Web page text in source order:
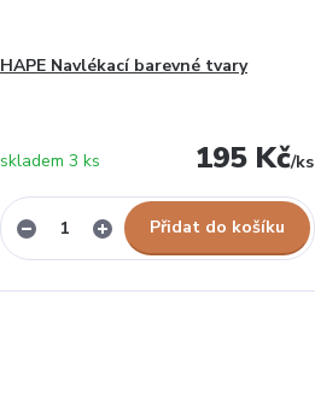
HAPE Navlékací barevné tvary
195 Kč/ks
skladem 3 ks
Přidat do košíku